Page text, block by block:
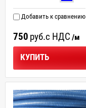
Добавить к сравнению
750 руб.с НДС /м
КУПИТЬ